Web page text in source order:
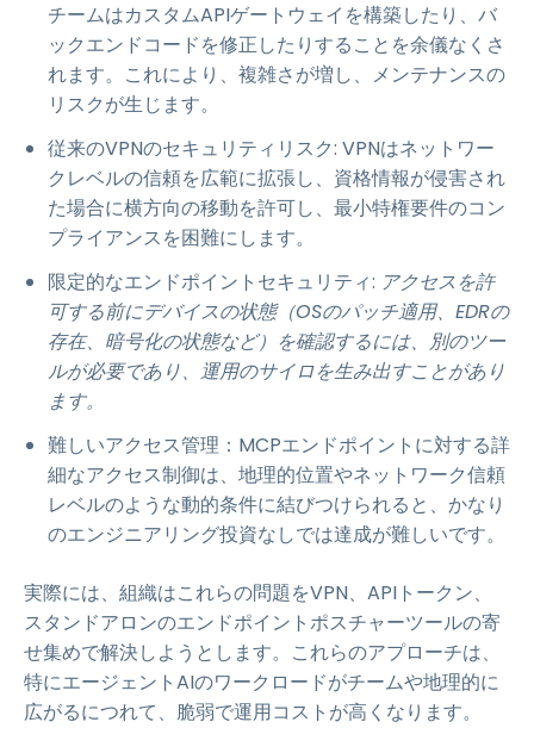
チームはカスタムAPIゲートウェイを構築したり、バ
ックエンドコードを修正したりすることを余儀なくさ
れます。これにより、複雑さが増し、メンテナンスの
リスクが生じます。
従来のVPNのセキュリティリスク: VPNはネットワー
クレベルの信頼を広範に拡張し、資格情報が侵害され
た場合に横方向の移動を許可し、最小特権要件のコン
プライアンスを困難にします。
限定的なエンドポイントセキュリティ: アクセスを許
可する前にデバイスの状態（OSのパッチ適用、EDRの
存在、暗号化の状態など）を確認するには、別のツー
ルが必要であり、運用のサイロを生み出すことがあり
ます。
難しいアクセス管理：MCPエンドポイントに対する詳
細なアクセス制御は、地理的位置やネットワーク信頼
レベルのような動的条件に結びつけられると、かなり
のエンジニアリング投資なしでは達成が難しいです。
実際には、組織はこれらの問題をVPN、APIトークン、
スタンドアロンのエンドポイントポスチャーツールの寄
せ集めで解決しようとします。これらのアプローチは、
特にエージェントAIのワークロードがチームや地理的に
広がるにつれて、脆弱で運用コストが高くなります。